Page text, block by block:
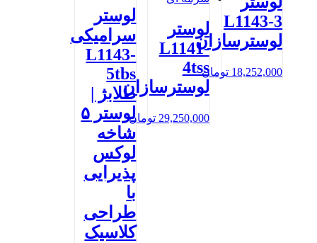
L1143-3
لوسترسازان
18,252,000 تومان
لوستر
L1141-
4tss
لوسترسازان
29,250,000 تومان
لوستر
سرامیکی
L1143-
5tbs
طلابژ |
لوستر ۵
شاخه
لوکس
پذیرایی
با
طراحی
کلاسیک